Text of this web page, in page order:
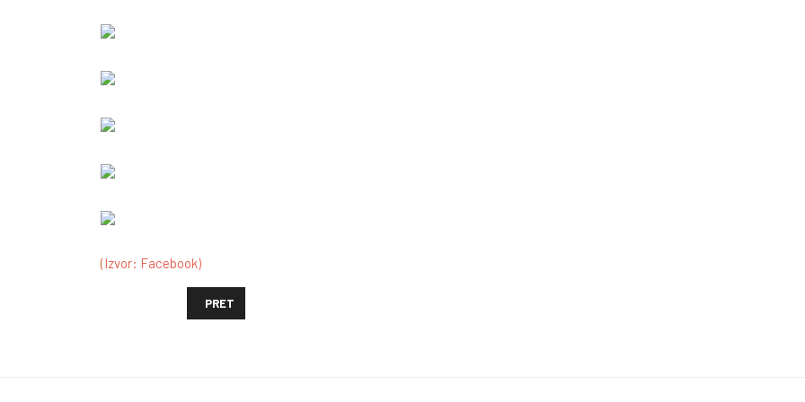
(Izvor: Facebook)
PRETHODNI ČLANAK: RAT U UKRAJINI ULAZI U TREĆU GODINU, PRODUŽUJUĆI NEIZVJESNOST I IZGNANSTVO
PRET